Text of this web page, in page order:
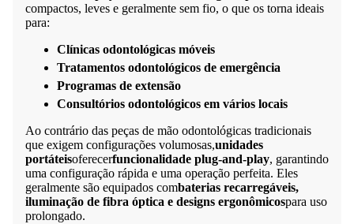
compactos, leves e geralmente sem fio, o que os torna ideais
para:
Clínicas odontológicas móveis
Tratamentos odontológicos de emergência
Programas de extensão
Consultórios odontológicos em vários locais
Ao contrário das peças de mão odontológicas tradicionais
que exigem configurações volumosas,unidades
portáteisoferecerfuncionalidade plug-and-play, garantindo
uma configuração rápida e uma operação perfeita. Eles
geralmente são equipados combaterias recarregáveis,
iluminação de fibra óptica e designs ergonômicospara uso
prolongado.